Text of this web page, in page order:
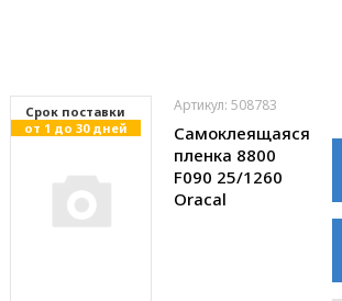
Cрок поставки
от 1 до 30 дней
Артикул: 508783
Самоклеящаяся
пленка 8800
F090 25/1260
Oracal